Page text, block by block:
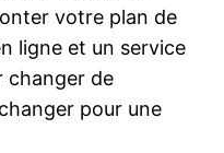
votre plan de
ligne et un service
changer de
pour une